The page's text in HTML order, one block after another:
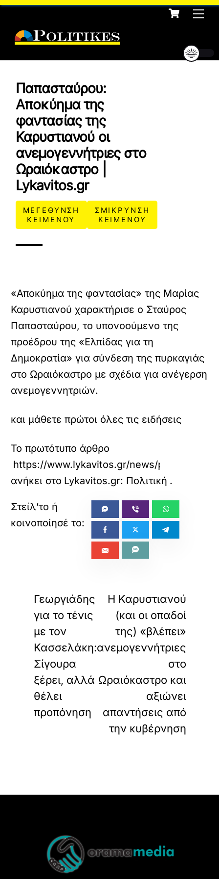
Skip
content
Cart
Παπασταύρου:
Αποκύημα της
φαντασίας της
Καρυστιανού οι
ανεμογεννήτριες στο
Ωραιόκαστρο |
Lykavitos.gr
ΜΕΓΕΘΥΝΣΗ
ΚΕΙΜΕΝΟΥ
ΣΜΙΚΡΥΝΣΗ
ΚΕΙΜΕΝΟΥ
«Αποκύημα της φαντασίας» της Μαρίας
Καρυστιανού χαρακτήρισε ο Σταύρος
Παπασταύρου, το υπονοούμενο της
προέδρου της «Ελπίδας για τη
Δημοκρατία» για σύνδεση της πυρκαγιάς
στο Ωραιόκαστρο με σχέδια για ανέγερση
ανεμογεννητριών.
και μάθετε πρώτοι όλες τις ειδήσεις
Το πρωτότυπο άρθρο
https://www.lykavitos.gr/news/politics/
ανήκει στο Lykavitos.gr: Πολιτική .
Γεωργιάδης
για το τένις
με τον
Κασσελάκη:
Σίγουρα
ξέρει, αλλά
θέλει
προπόνηση
Η Καρυστιανού
(και οι οπαδοί
της) «βλέπει»
ανεμογεννήτριες
στο
Ωραιόκαστρο και
αξιώνει
απαντήσεις από
την κυβέρνηση
Top